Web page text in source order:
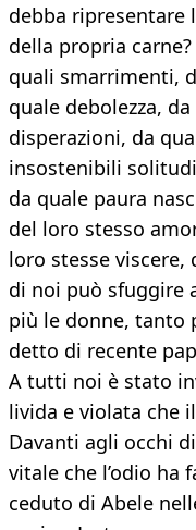
debba ripresentare
della propria
quali smarrimenti,
quale debolezza,
disperazioni, da
insostenibili
da quale paura
del loro stesso
loro stesse viscere,
di noi può sfuggire
più le donne, tanto
detto di recente
A tutti noi è stato
livida e violata che
Davanti agli occhi
vitale che l’odio
ceduto di Abele